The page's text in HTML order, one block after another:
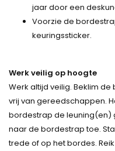
jaar door een
Voorzie de
keuringssticker.
Werk veilig op hoogte
Werk altijd veilig. Beklim
vrij van gereedschappen.
bordestrap de leuning(en)
naar de bordestrap toe.
trede of op het bordes.